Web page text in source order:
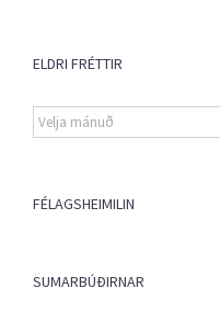
ELDRI FRÉTTIR
Eldri
fréttir
FÉLAGSHEIMILIN
SUMARBÚÐIRNAR